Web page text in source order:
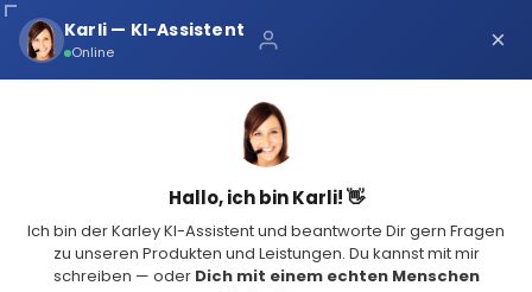
Über uns
Schnelle Lieferung
4.8(68 Bewertungen)
×
Karli — KI-Assistent
Online ×
Hallo, ich bin Karli! 👋
Ich bin der Karley KI-Assistent und beantworte Dir gern Fragen
zu unseren Produkten und Leistungen. Du kannst mit mir
schreiben — oder Dich mit einem echten Menschen